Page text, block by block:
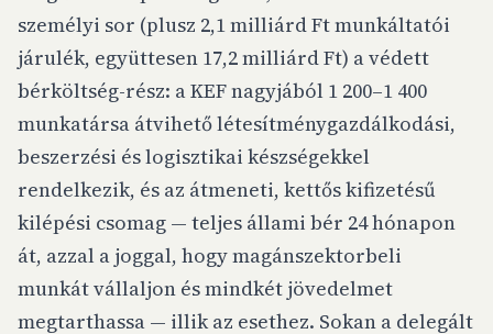
személyi sor (plusz 2,1 milliárd Ft munkáltatói
járulék, együttesen 17,2 milliárd Ft) a védett
bérköltség-rész: a KEF nagyjából 1 200–1 400
munkatársa átvihető létesítménygazdálkodási,
beszerzési és logisztikai készségekkel
rendelkezik, és az átmeneti, kettős kifizetésű
kilépési csomag — teljes állami bér 24 hónapon
át, azzal a joggal, hogy magánszektorbeli
munkát vállaljon és mindkét jövedelmet
megtarthassa — illik az esethez. Sokan a delegált